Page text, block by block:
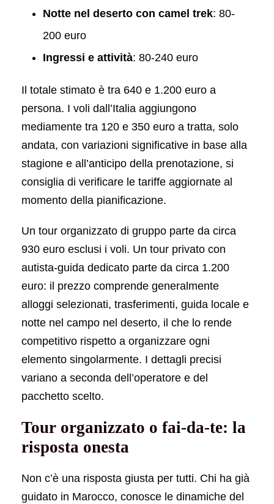
Notte nel deserto con camel trek: 80-
200 euro
Ingressi e attività: 80-240 euro
Il totale stimato è tra 640 e 1.200 euro a
persona. I voli dall’Italia aggiungono
mediamente tra 120 e 350 euro a tratta, solo
andata, con variazioni significative in base alla
stagione e all’anticipo della prenotazione, si
consiglia di verificare le tariffe aggiornate al
momento della pianificazione.
Un tour organizzato di gruppo parte da circa
930 euro esclusi i voli. Un tour privato con
autista-guida dedicato parte da circa 1.200
euro: il prezzo comprende generalmente
alloggi selezionati, trasferimenti, guida locale e
notte nel campo nel deserto, il che lo rende
competitivo rispetto a organizzare ogni
elemento singolarmente. I dettagli precisi
variano a seconda dell’operatore e del
pacchetto scelto.
Tour organizzato o fai-da-te: la
risposta onesta
Non c’è una risposta giusta per tutti. Chi ha già
guidato in Marocco, conosce le dinamiche del